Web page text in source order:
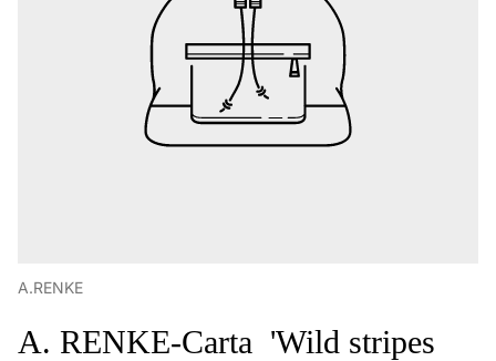
A.RENKE
A. RENKE-Carta 'Wild stripes